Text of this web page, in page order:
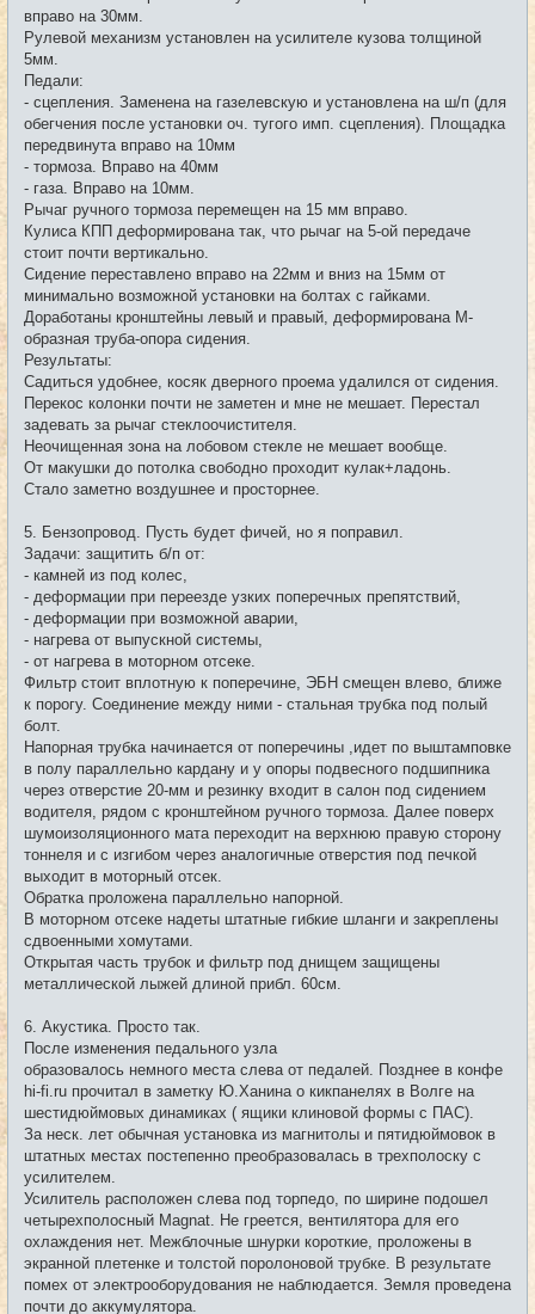
вправо на 30мм.
Рулевой механизм установлен на усилителе кузова толщиной
5мм.
Педали:
- сцепления. Заменена на газелевскую и установлена на ш/п (для
обегчения после установки оч. тугого имп. сцепления). Площадка
передвинута вправо на 10мм
- тормоза. Вправо на 40мм
- газа. Вправо на 10мм.
Рычаг ручного тормоза перемещен на 15 мм вправо.
Кулиса КПП деформирована так, что рычаг на 5-ой передаче
стоит почти вертикально.
Сидение переставлено вправо на 22мм и вниз на 15мм от
минимально возможной установки на болтах с гайками.
Доработаны кронштейны левый и правый, деформирована М-
образная труба-опора сидения.
Результаты:
Садиться удобнее, косяк дверного проема удалился от сидения.
Перекос колонки почти не заметен и мне не мешает. Перестал
задевать за рычаг стеклоочистителя.
Неочищенная зона на лобовом стекле не мешает вообще.
От макушки до потолка свободно проходит кулак+ладонь.
Стало заметно воздушнее и просторнее.
5. Бензопровод. Пусть будет фичей, но я поправил.
Задачи: защитить б/п от:
- камней из под колес,
- деформации при переезде узких поперечных препятствий,
- деформации при возможной аварии,
- нагрева от выпускной системы,
- от нагрева в моторном отсеке.
Фильтр стоит вплотную к поперечине, ЭБН смещен влево, ближе
к порогу. Соединение между ними - стальная трубка под полый
болт.
Напорная трубка начинается от поперечины ,идет по выштамповке
в полу параллельно кардану и у опоры подвесного подшипника
через отверстие 20-мм и резинку входит в салон под сидением
водителя, рядом с кронштейном ручного тормоза. Далее поверх
шумоизоляционного мата переходит на верхнюю правую сторону
тоннеля и с изгибом через аналогичные отверстия под печкой
выходит в моторный отсек.
Обратка проложена параллельно напорной.
В моторном отсеке надеты штатные гибкие шланги и закреплены
сдвоенными хомутами.
Открытая часть трубок и фильтр под днищем защищены
металлической лыжей длиной прибл. 60см.
6. Акустика. Просто так.
После изменения педального узла
образовалось немного места слева от педалей. Позднее в конфе
hi-fi.ru прочитал в заметку Ю.Ханина о кикпанелях в Волге на
шестидюймовых динамиках ( ящики клиновой формы с ПАС).
За неск. лет обычная установка из магнитолы и пятидюймовок в
штатных местах постепенно преобразовалась в трехполоску с
усилителем.
Усилитель расположен слева под торпедо, по ширине подошел
четырехполосный Magnat. Не греется, вентилятора для его
охлаждения нет. Межблочные шнурки короткие, проложены в
экранной плетенке и толстой поролоновой трубке. В результате
помех от электрооборудования не наблюдается. Земля проведена
почти до аккумулятора.